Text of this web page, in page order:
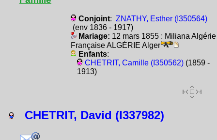
Conjoint: ZNATHY, Esther (I350564)
(env 1836 - 1917)
Mariage: 12 mars 1855 : Miliana Algérie
Française ALGÉRIE Alger
Enfants:
CHETRIT, Camille (I350562)(1859 -
1913)
CHETRIT, David (I337982)